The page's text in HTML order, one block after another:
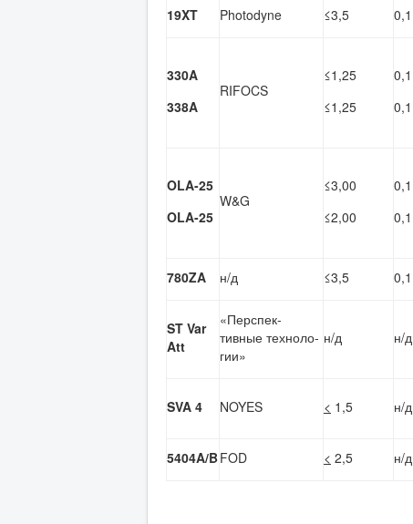
19XT Photodyne ≤3,5 0,1
330A
338A
RIFOCS
≤1,25
≤1,25
0,1
0,1
OLA-25
OLA-25
W&G
≤3,00
≤2,00
0,1
0,1
780ZA н/д ≤3,5 0,1
ST Var
Att
«Перспек-
тивные техноло-
гии»
н/д н/д
SVA 4 NOYES < 1,5 н/д
5404A/BFOD < 2,5 н/д